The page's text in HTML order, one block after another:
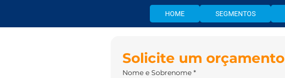
HOME SEGMENTOS
Solicite um orçamento
Nome e Sobrenome *